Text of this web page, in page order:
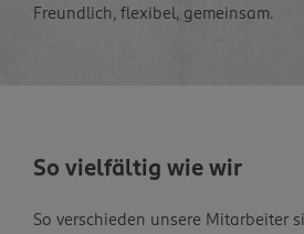
Freundlich, flexibel, gemeinsam.
So vielfältig wie wir
So verschieden unsere Mitarbeiter